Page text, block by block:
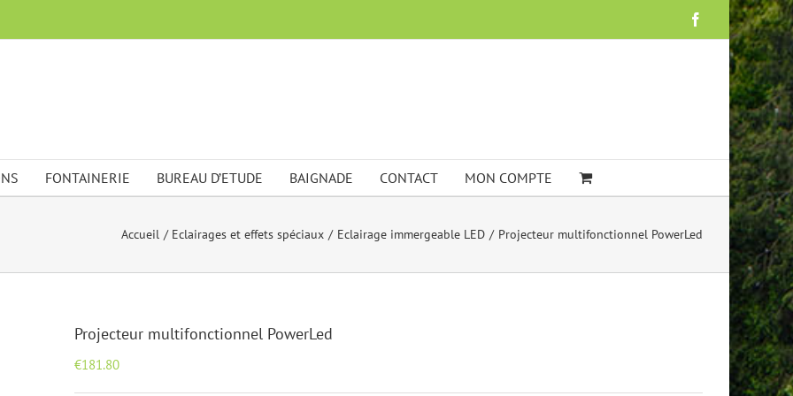
Facebook
FONTAINERIE BUREAU D’ETUDE BAIGNADE CONTACT MON COMPTE
Accueil Eclairages et effets spéciaux Eclairage immergeable LED Projecteur multifonctionnel PowerLed
Projecteur multifonctionnel PowerLed
€181.80